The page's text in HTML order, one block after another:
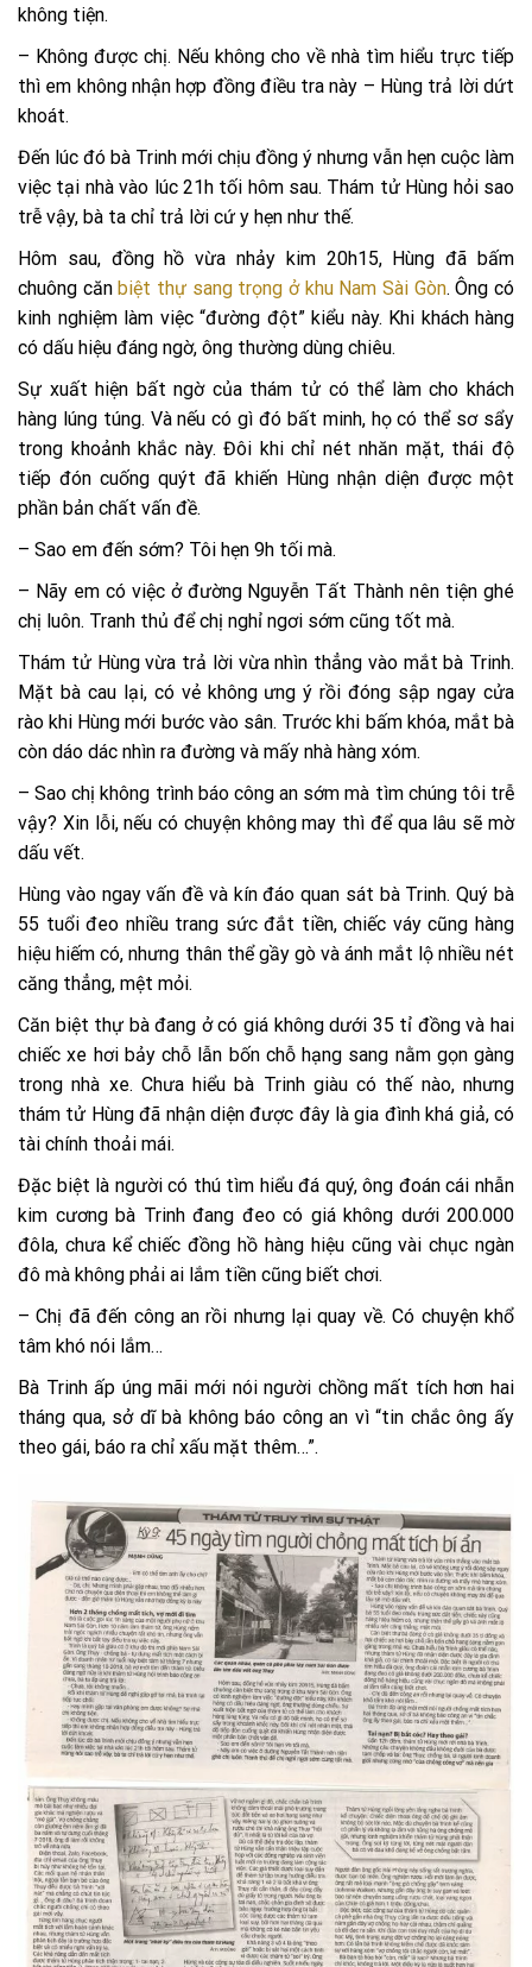
không tiện.
– Không được chị. Nếu không cho về nhà tìm hiểu trực tiếp
thì em không nhận hợp đồng điều tra này – Hùng trả lời dứt
khoát.
Đến lúc đó bà Trinh mới chịu đồng ý nhưng vẫn hẹn cuộc làm
việc tại nhà vào lúc 21h tối hôm sau. Thám tử Hùng hỏi sao
trễ vậy, bà ta chỉ trả lời cứ y hẹn như thế.
Hôm sau, đồng hồ vừa nhảy kim 20h15, Hùng đã bấm
chuông cănbiệt thự sang trọng ở khu Nam Sài Gòn. Ông có
kinh nghiệm làm việc “đường đột” kiểu này. Khi khách hàng
có dấu hiệu đáng ngờ, ông thường dùng chiêu.
Sự xuất hiện bất ngờ của thám tử có thể làm cho khách
hàng lúng túng. Và nếu có gì đó bất minh, họ có thể sơ sẩy
trong khoảnh khắc này. Đôi khi chỉ nét nhăn mặt, thái độ
tiếp đón cuống quýt đã khiến Hùng nhận diện được một
phần bản chất vấn đề.
– Sao em đến sớm? Tôi hẹn 9h tối mà.
– Nãy em có việc ở đường Nguyễn Tất Thành nên tiện ghé
chị luôn. Tranh thủ để chị nghỉ ngơi sớm cũng tốt mà.
Thám tử Hùng vừa trả lời vừa nhìn thẳng vào mắt bà Trinh.
Mặt bà cau lại, có vẻ không ưng ý rồi đóng sập ngay cửa
rào khi Hùng mới bước vào sân. Trước khi bấm khóa, mắt bà
còn dáo dác nhìn ra đường và mấy nhà hàng xóm.
– Sao chị không trình báo công an sớm mà tìm chúng tôi trễ
vậy? Xin lỗi, nếu có chuyện không may thì để qua lâu sẽ mờ
dấu vết.
Hùng vào ngay vấn đề và kín đáo quan sát bà Trinh. Quý bà
55 tuổi đeo nhiều trang sức đắt tiền, chiếc váy cũng hàng
hiệu hiếm có, nhưng thân thể gầy gò và ánh mắt lộ nhiều nét
căng thẳng, mệt mỏi.
Căn biệt thự bà đang ở có giá không dưới 35 tỉ đồng và hai
chiếc xe hơi bảy chỗ lẫn bốn chỗ hạng sang nằm gọn gàng
trong nhà xe. Chưa hiểu bà Trinh giàu có thế nào, nhưng
thám tử Hùng đã nhận diện được đây là gia đình khá giả, có
tài chính thoải mái.
Đặc biệt là người có thú tìm hiểu đá quý, ông đoán cái nhẫn
kim cương bà Trinh đang đeo có giá không dưới 200.000
đôla, chưa kể chiếc đồng hồ hàng hiệu cũng vài chục ngàn
đô mà không phải ai lắm tiền cũng biết chơi.
– Chị đã đến công an rồi nhưng lại quay về. Có chuyện khổ
tâm khó nói lắm…
Bà Trinh ấp úng mãi mới nói người chồng mất tích hơn hai
tháng qua, sở dĩ bà không báo công an vì “tin chắc ông ấy
theo gái, báo ra chỉ xấu mặt thêm…”.